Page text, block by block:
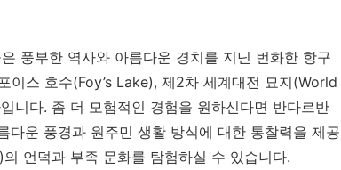
풍부한 역사와 아름다운 경치를 지닌 번화한 항구
이스 호수(Foy’s Lake), 제2차 세계대전 묘지(World
니다. 좀 더 모험적인 경험을 원하신다면 반다르반
운 풍경과 원주민 생활 방식에 대한 통찰력을 제공
언덕과 부족 문화를 탐험하실 수 있습니다.